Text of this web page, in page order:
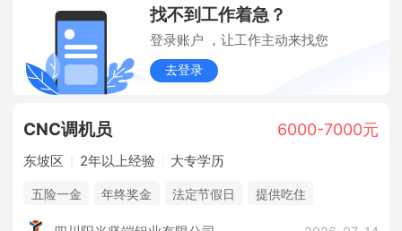
找不到工作着急？
登录账户 ，让工作主动来找您
去登录
CNC调机员 6000-7000元
东坡区 2年以上经验 大专学历
五险一金 年终奖金 法定节假日
提供吃住
休假制度